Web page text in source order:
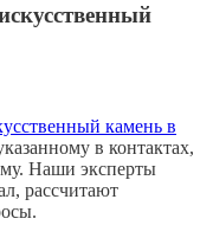
камень в
в контактах,
Наши эксперты
рассчитают